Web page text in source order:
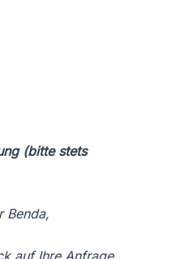
(bitte stets
Benda,
auf Ihre Anfrage